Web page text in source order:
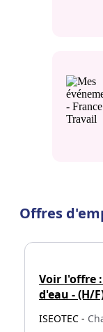
Offres
Voir l'offre :
d'eau - (H/
ISEOTEC -